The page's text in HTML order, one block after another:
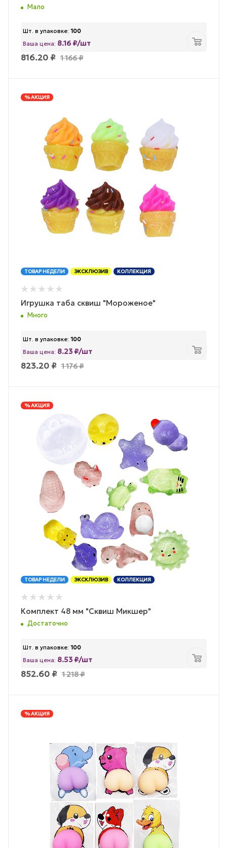
Мало
Шт. в упаковке: 100
Ваша цена: 8.16 ₽/шт
816.20 ₽ 1 166₽
% АКЦИЯ
ТОВАР НЕДЕЛИ ЭКСКЛЮЗИВ КОЛЛЕКЦИЯ
Игрушка таба сквиш "Мороженое"
Много
Шт. в упаковке: 100
Ваша цена: 8.23 ₽/шт
823.20 ₽ 1 176₽
% АКЦИЯ
ТОВАР НЕДЕЛИ ЭКСКЛЮЗИВ КОЛЛЕКЦИЯ
Комплект 48 мм "Сквиш Микшер"
Достаточно
Шт. в упаковке: 100
Ваша цена: 8.53 ₽/шт
852.60 ₽ 1 218₽
% АКЦИЯ